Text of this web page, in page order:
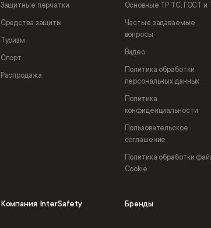
Защитные перчатки
Средства защиты
Туризм
Спорт
Распродажа
Основные ТР ТС, ГОСТ и
Частые задаваемые
вопросы
Видео
Политика обработки
персональных данных
Политика
конфиденциальности
Пользовательское
соглашение
Политика обработки
Cookie
Компания InterSafety Бренды